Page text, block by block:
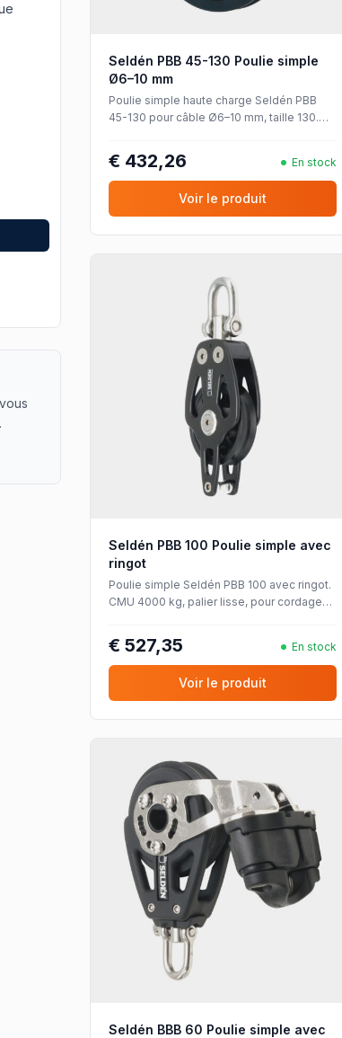
Seldén PBB 45-130 Poulie simple
Ø6–10 mm
Poulie simple haute charge Seldén PBB
45-130 pour câble Ø6–10 mm, taille 130.
€ 432,26 En stock
Voir le produit
Seldén PBB 100 Poulie simple avec
ringot
Poulie simple Seldén PBB 100 avec ringot.
CMU 4000 kg, palier lisse, pour cordages
€ 527,35 En stock
Voir le produit
Seldén BBB 60 Poulie simple avec